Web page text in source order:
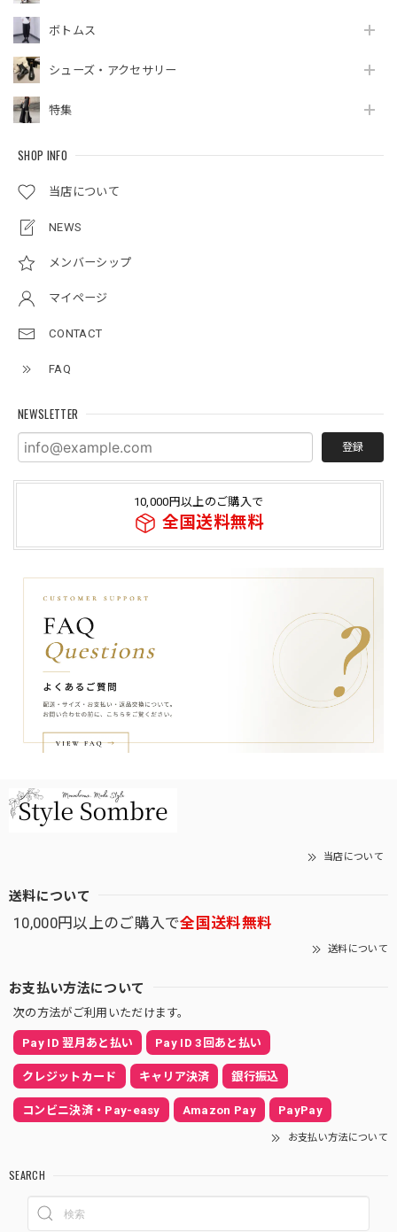
ボトムス
シューズ・アクセサリー
特集
SHOP INFO
当店について
NEWS
メンバーシップ
マイページ
CONTACT
FAQ
NEWSLETTER
登録
10,000円以上のご購入で
全国送料無料
当店について
送料について
10,000円以上のご購入で全国送料無料
送料について
お支払い方法について
次の方法がご利用いただけます。
Pay ID 翌月あと払い Pay ID 3回あと払い
クレジットカード キャリア決済 銀行振込
コンビニ決済・Pay-easy Amazon Pay PayPay
お支払い方法について
SEARCH